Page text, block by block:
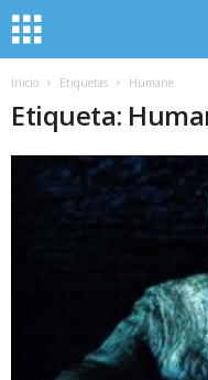
Inicio Etiquetas Humane
Etiqueta: